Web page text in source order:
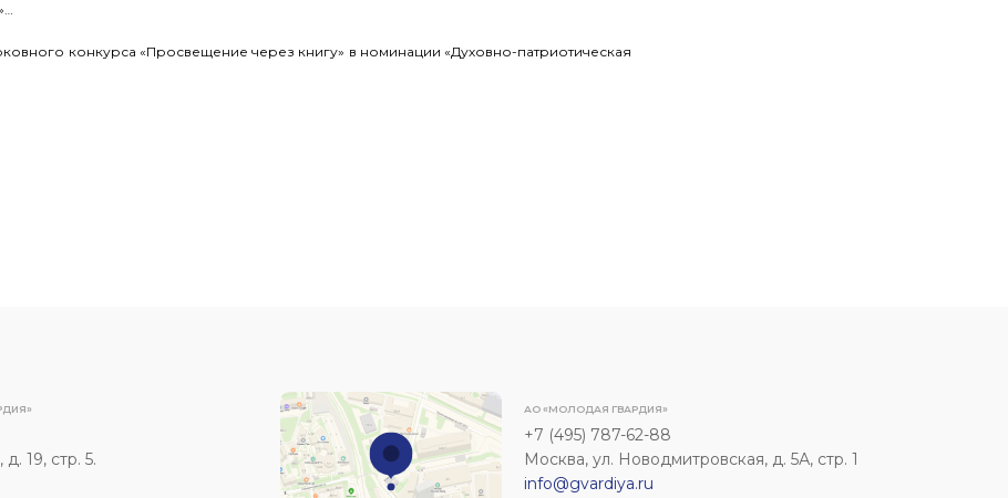
конкурса «Просвещение через книгу» в номинации «Духовно-патриотическая
19, стр. 5.
АО «МОЛОДАЯ ГВАРДИЯ»
+7 (495) 787-62-88
Москва, ул. Новодмитровская, д. 5А, стр. 1
info@gvardiya.ru